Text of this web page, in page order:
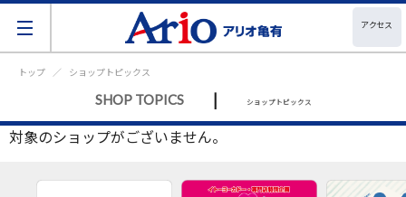
アクセス
トップ ショップトピックス
SHOP TOPICS | ショップトピックス
対象のショップがございません。